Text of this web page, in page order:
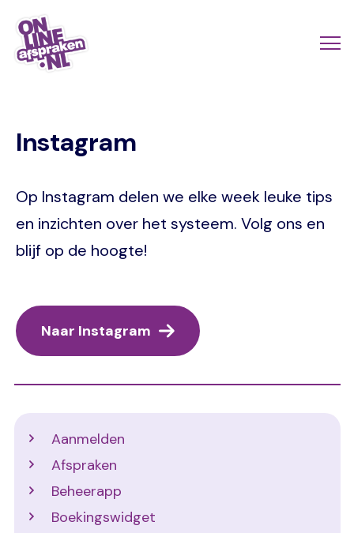
Naar
hoofdinhoud
Instagram
Op Instagram delen we elke week leuke tips
en inzichten over het systeem. Volg ons en
blijf op de hoogte!
Naar Instagram
Aanmelden
Afspraken
Beheerapp
Boekingswidget